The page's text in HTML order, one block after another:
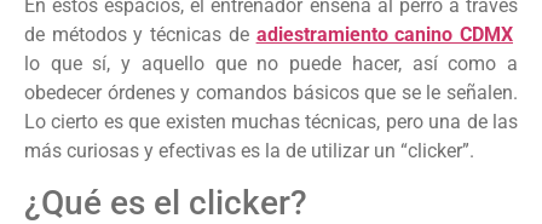
En estos espacios, el entrenador enseña al perro a través
de métodos y técnicas de adiestramiento canino CDMX
lo que sí, y aquello que no puede hacer, así como a
obedecer órdenes y comandos básicos que se le señalen.
Lo cierto es que existen muchas técnicas, pero una de las
más curiosas y efectivas es la de utilizar un “clicker”.
¿Qué es el clicker?